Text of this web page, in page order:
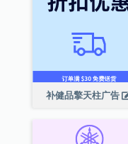
补健品擎天柱广告